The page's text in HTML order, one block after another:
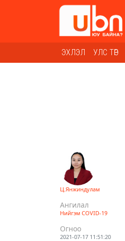
ЭХЛЭЛ УЛС ТӨР
Ц.Янжиндулам
Ангилал
Нийгэм COVID-19
Огноо
2021-07-17 11:51:20